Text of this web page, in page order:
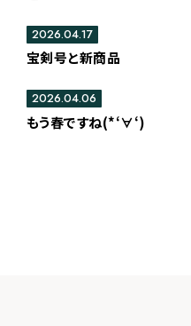
宝剣号と新商品
2026.04.17
もう春ですね(*‘∀‘)
2026.04.06